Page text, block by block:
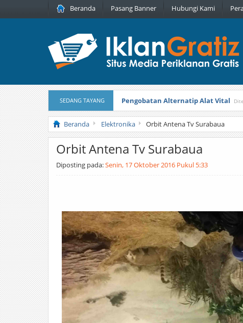
Beranda Pasang Banner Hubungi Kami
SEDANG TAYANG Pengobatan Alternatip Alat Vital
Pita Cantik Pesona Diterbitkan pada,
Beranda Elektronika Orbit Antena Tv Surabaua
Orbit Antena Tv Surabaua
Diposting pada:Senin, 17 Oktober 2016 Pukul 5:33